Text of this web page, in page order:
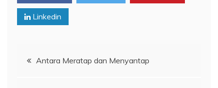
Linkedin
Navigasi
Antara Meratap dan Menyantap